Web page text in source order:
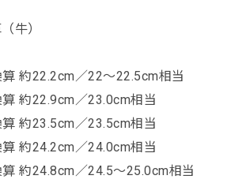
牛）
算 約22.2cm／22～22.5cm相当
算 約22.9cm／23.0cm相当
算 約23.5cm／23.5cm相当
算 約24.2cm／24.0cm相当
算 約24.8cm／24.5～25.0cm相当